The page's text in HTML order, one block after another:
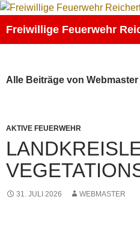
Zum
springen
Freiwillige Feuerwehr
Alle Beiträge von Webmaster
AKTIVE FEUERWEHR
31. JULI 2026 WEBMASTER